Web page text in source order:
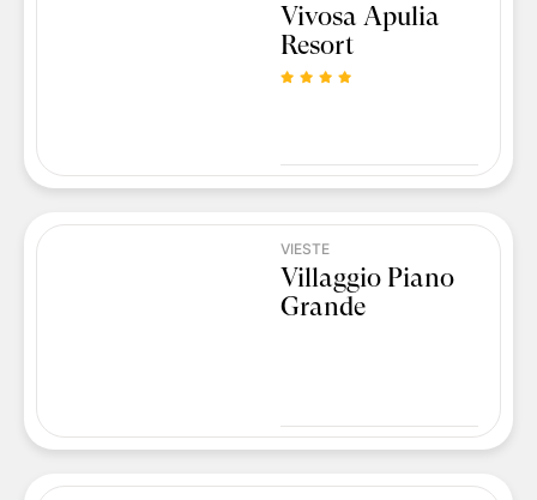
Vivosa Apulia
Resort
VIESTE
Villaggio Piano
Grande